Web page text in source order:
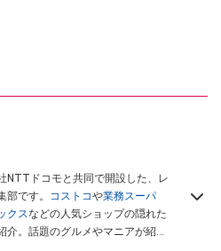
NTTドコモと共同で開設した、レ
です。 コストコや業務スーパ
クスなどの人気ショップの隠れた
。話題のグルメやマニアが紹介